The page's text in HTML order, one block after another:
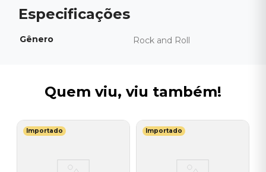
Gênero Rock and Roll
Quem viu, viu também!
Importado Importado